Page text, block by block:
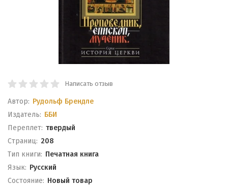
Написать отзыв
Автор: Рудольф Брендле
Издатель: ББИ
Переплет: твердый
Cтраниц: 208
Тип книги: Печатная книга
Язык: Русский
Состояние: Новый товар